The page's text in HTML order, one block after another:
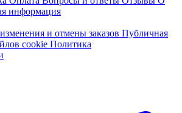
информация
и отмены заказов Публичная
cookie Политика